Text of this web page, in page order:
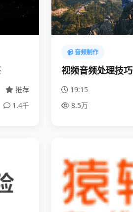
推荐
1.4千
📹 音频制作
视频音频处理技
19:15
8.5万